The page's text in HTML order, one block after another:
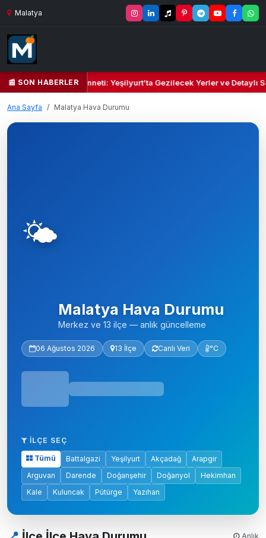
Malatya
📰 SON HABERLER
Kalbi ve Kültür Cenneti: Yeşilyurt’ta Gezilecek Yerler ve Detaylı
Ana Sayfa Malatya Hava Durumu
🌤️
Malatya Hava Durumu
Merkez ve 13 ilçe — anlık güncelleme
06 Ağustos 2026 13 İlçe Canlı Veri °C
İLÇE SEÇ
Tümü
Battalgazi Yeşilyurt Akçadağ
Arapgir
Arguvan
Darende Doğanşehir Doğanyol
Hekimhan
Kale
Kuluncak Pütürge Yazıhan
Anlık